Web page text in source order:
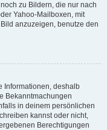
zu Bildern, die nur nach
Yahoo-Mailboxen, mit
anzuzeigen, benutze den
Informationen, deshalb
Bekanntmachungen
in deinem persönlichen
kannst oder nicht,
Berechtigungen